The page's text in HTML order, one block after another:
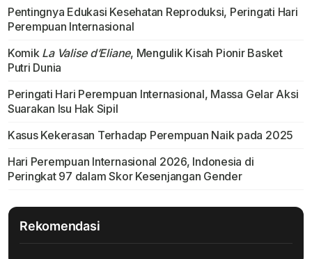
Pentingnya Edukasi Kesehatan Reproduksi, Peringati Hari
Perempuan Internasional
Komik La Valise d’Eliane, Mengulik Kisah Pionir Basket
Putri Dunia
Peringati Hari Perempuan Internasional, Massa Gelar Aksi
Suarakan Isu Hak Sipil
Kasus Kekerasan Terhadap Perempuan Naik pada 2025
Hari Perempuan Internasional 2026, Indonesia di
Peringkat 97 dalam Skor Kesenjangan Gender
Rekomendasi